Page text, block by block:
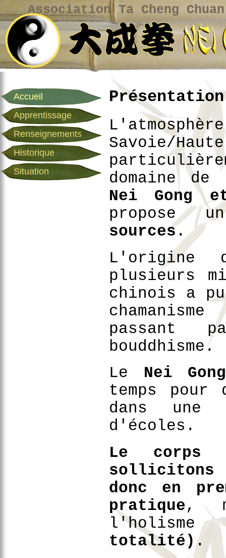
Association Ta Cheng
Accueil
Apprentissage
Renseignements
Historique
Situation
Savoie/
domaine de
Nei Gong
propose
sources.
plusieurs
chinois a
passant
bouddhisme.
Le Nei Gong
temps
dans
d'écoles.
Le
sollicitons
donc en
pratique ,
totalité) .